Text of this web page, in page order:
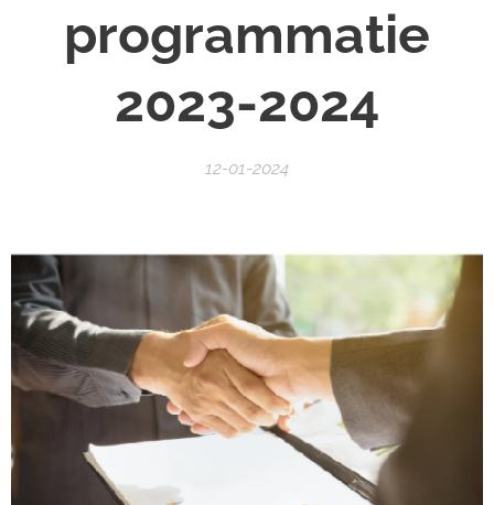
programmatie
2023-2024
12-01-2024